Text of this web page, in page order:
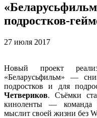
подростков-
27 июля 2017
Новый проект
«Беларусьфильм» —
подростков и для
Четвериков. Съёмки
киноленты — команда
мыслит своей жизни без